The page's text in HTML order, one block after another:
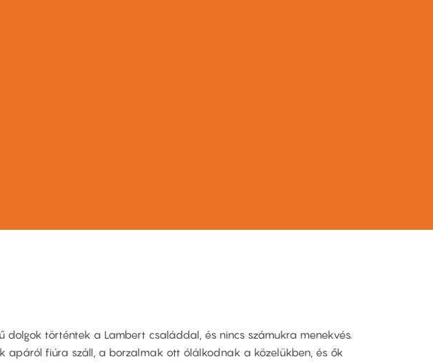
dolgok történtek a Lambert családdal, és nincs számukra menekvés.
apáról fiúra száll, a borzalmak ott ólálkodnak a közelükben, és ők